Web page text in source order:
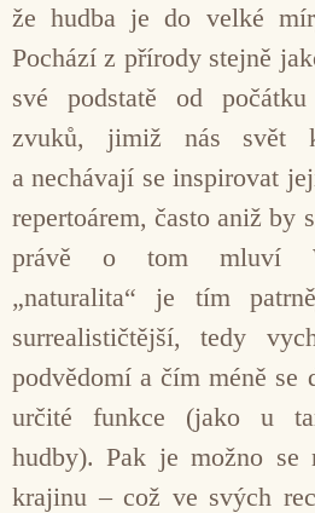
že hudba je do velké
Pochází z přírody stejně
své podstatě od
zvuků, jimiž nás svět
a nechávají se inspirovat
repertoárem, často aniž by
právě o tom mluví
„naturalita“ je tím
surrealističtější, tedy
podvědomí a čím méně se
určité funkce (jako u
hudby). Pak je možno
krajinu – což ve svých